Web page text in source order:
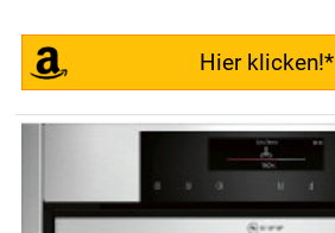
Hier klicken!*